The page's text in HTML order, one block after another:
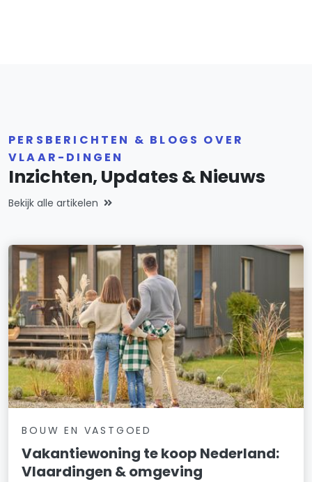
PERSBERICHTEN & BLOGS OVER
VLAAR-DINGEN
Inzichten, Updates & Nieuws
Bekijk alle artikelen
BOUW EN VASTGOED
Vakantiewoning te koop Nederland:
Vlaardingen & omgeving